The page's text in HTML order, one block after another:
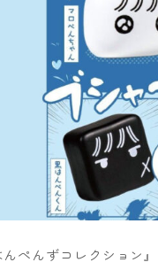
ぺんずコレクション